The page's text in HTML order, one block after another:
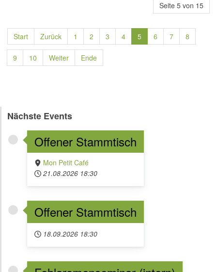
Seite 5 von 15
Start Zurück 1 2 3 4 5 6 7 8
9 10 Weiter Ende
Nächste Events
Offener Stammtisch
Mon Petit Café
21.08.2026 18:30
Offener Stammtisch
18.09.2026 18:30